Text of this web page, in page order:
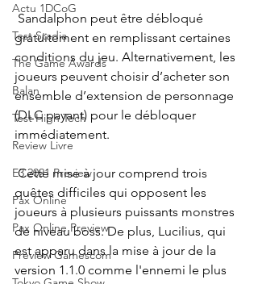
Actu 1DCoG
Test Stadia
The Game Awards
Balan
Test High Tech
Review Livre
E3 2021 Preview
Pax Online
Pax Online Preview
Preview Gamescom
Sandalphon peut être débloqué
gratuitement en remplissant certaines
conditions du jeu. Alternativement, les
joueurs peuvent choisir d’acheter son
ensemble d’extension de personnage
(DLC payant) pour le débloquer
immédiatement.
Cette mise à jour comprend trois
quêtes difficiles qui opposent les
joueurs à plusieurs puissants monstres
de niveau boss. De plus, Lucilius, qui
est apparu dans la mise à jour de la
version 1.1.0 comme l'ennemi le plus